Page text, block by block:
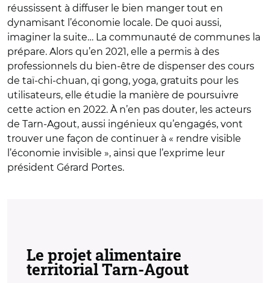
réussissent à diffuser le bien manger tout en
dynamisant l’économie locale. De quoi aussi,
imaginer la suite… La communauté de communes la
prépare. Alors qu’en 2021, elle a permis à des
professionnels du bien-être de dispenser des cours
de taï-chi-chuan, qi gong, yoga, gratuits pour les
utilisateurs, elle étudie la manière de poursuivre
cette action en 2022. À n’en pas douter, les acteurs
de Tarn-Agout, aussi ingénieux qu’engagés, vont
trouver une façon de continuer à « rendre visible
l’économie invisible », ainsi que l’exprime leur
président Gérard Portes.
Le projet alimentaire
territorial Tarn-Agout